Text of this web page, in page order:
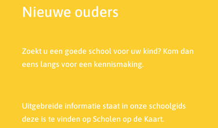
Nieuwe ouders
Zoekt u een goede school voor uw kind? Kom dan
eens langs voor een kennismaking.
Uitgebreide informatie staat in onze schoolgids
deze is te vinden op Scholen op de Kaart.